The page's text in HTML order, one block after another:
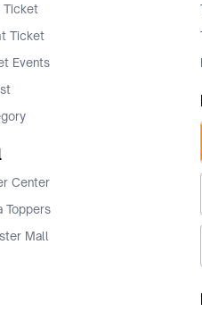
Ticket
Ticket
Events
Center
Toppers
Mall